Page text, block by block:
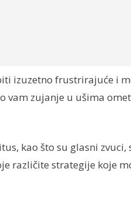
izuzetno frustrirajuće i
vam zujanje u ušima
kao što su glasni zvuci,
različite strategije koje